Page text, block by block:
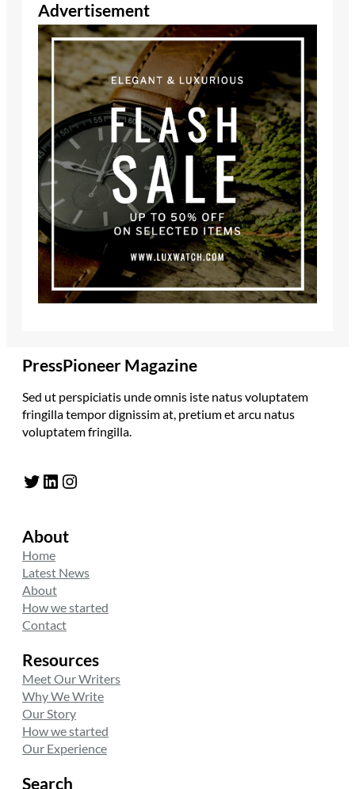
Advertisement
PressPioneer Magazine
Sed ut perspiciatis unde omnis iste natus voluptatem
fringilla tempor dignissim at, pretium et arcu natus
voluptatem fringilla.
Twitter LinkedIn Instagram
About
Home
Latest News
About
How we started
Contact
Resources
Meet Our Writers
Why We Write
Our Story
How we started
Our Experience
Search